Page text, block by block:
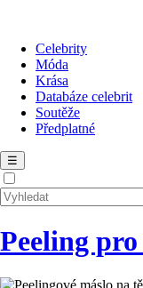
Celebrity
Móda
Krása
Databáze celebrit
Soutěže
Předplatné
☰
Peeling